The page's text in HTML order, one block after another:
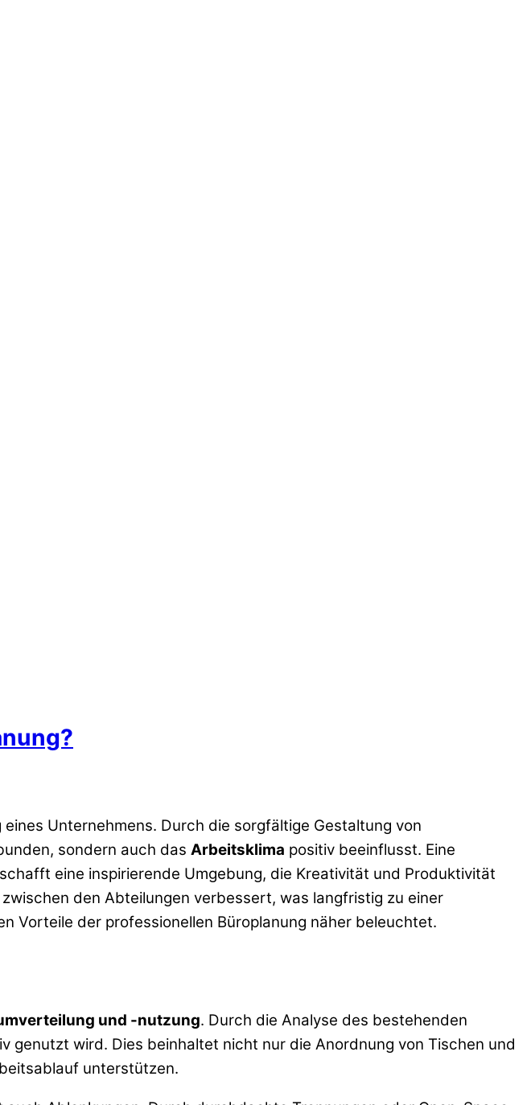
Unternehmens. Durch die sorgfältige Gestaltung von
sondern auch das Arbeitsklima positiv beeinflusst. Eine
eine inspirierende Umgebung, die Kreativität und Produktivität
zwischen den Abteilungen verbessert, was langfristig zu einer
Vorteile der professionellen Büroplanung näher beleuchtet.
und -nutzung. Durch die Analyse des bestehenden
genutzt wird. Dies beinhaltet nicht nur die Anordnung von Tischen und
unterstützen.